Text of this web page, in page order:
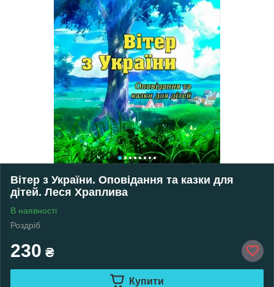
Вітер з України. Оповідання та казки для
дітей. Леся Храплива
В наявності
Роздріб
230 ₴
Купити